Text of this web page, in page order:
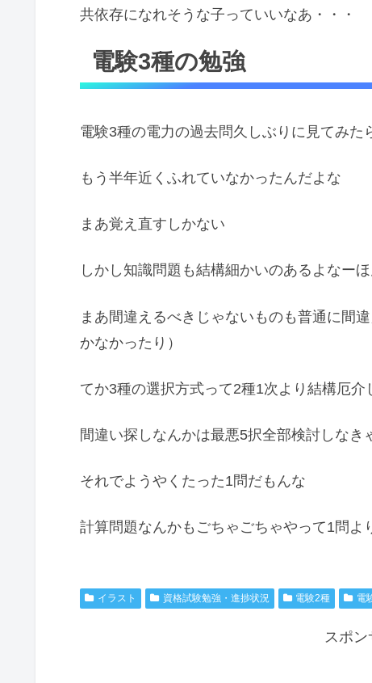
共依存になれそうな子っていいなあ・・・
電験3種の勉強
電験3種の電力の過去問久しぶりに見てみた
もう半年近くふれていなかったんだよな
まあ覚え直すしかない
しかし知識問題も結構細かいのあるよなーほ
まあ間違えるべきじゃないものも普通に間
かなかったり）
てか3種の選択方式って2種1次より結構厄介
間違い探しなんかは最悪5択全部検討しなき
それでようやくたった1問だもんな
計算問題なんかもごちゃごちゃやって1問よ
イラスト 資格試験勉強・進捗状況 電験2種 電
スポン